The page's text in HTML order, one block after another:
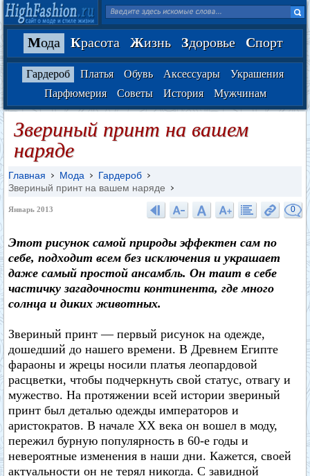
Мода Красота Жизнь Здоровье Спорт
Гардероб Платья Обувь Аксессуары
Украшения
Парфюмерия
Советы История Мужчинам
Звериный принт на вашем
наряде
Главная Мода
Гардероб
Звериный принт на вашем наряде
Январь 2013 0
Этот рисунок самой природы эффектен сам по
себе, подходит всем без исключения и украшает
даже самый простой ансамбль. Он таит в себе
частичку загадочности континента, где много
солнца и диких животных.
Звериный принт — первый рисунок на одежде,
дошедший до нашего времени. В Древнем Египте
фараоны и жрецы носили платья леопардовой
расцветки, чтобы подчеркнуть свой статус, отвагу и
мужество. На протяжении всей истории звериный
принт был деталью одежды императоров и
аристократов. В начале XX века он вошел в моду,
пережил бурную популярность в 60-е годы и
невероятные изменения в наши дни. Кажется, своей
актуальности он не терял никогда. С завидной